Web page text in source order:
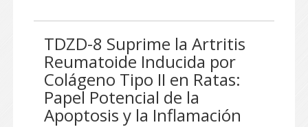
TDZD-8 Suprime la Artritis
Reumatoide Inducida por
Colágeno Tipo II en Ratas:
Papel Potencial de la
Apoptosis y la Inflamación